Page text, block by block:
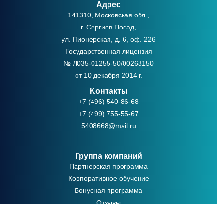
Адрес
141310, Московская обл.,
г. Сергиев Посад,
ул. Пионерская, д. 6, оф. 226
Государственная лицензия
№ Л035-01255-50/00268150
от 10 декабря 2014 г.
Kонтакты
+7 (496) 540-86-68
+7 (499) 755-55-67
5408668@mail.ru
Группа компаний
Партнерская программа
Корпоративное обучение
Бонусная программа
Отзывы